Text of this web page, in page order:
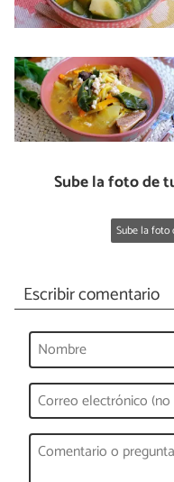
Sube la foto de
Sube la foto
Escribir comentario